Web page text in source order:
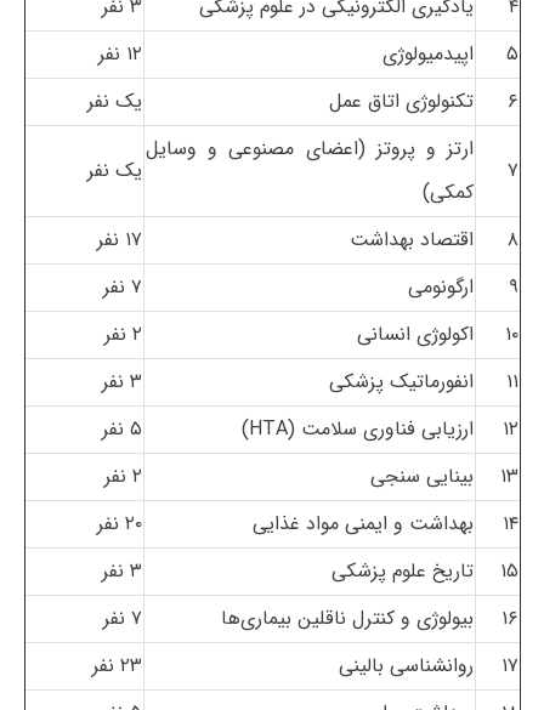
۴
یادگیری الکترونیکی در علوم پزشکی
۳ نفر
۵
اپیدمیولوژی
۱۲ نفر
۶
تکنولوژی اتاق عمل یک نفر
۷
ارتز و پروتز (اعضای مصنوعی و وسایل
کمکی)
یک نفر
۸ اقتصاد بهداشت
۱۷ نفر
۹
ارگونومی
۷ نفر
۱۰
اکولوژی انسانی
۲ نفر
۱۱
انفورماتیک پزشکی
۳ نفر
۱۲
ارزیابی فناوری سلامت (HTA)
۵ نفر
۱۳
بینایی سنجی
۲ نفر
۱۴
بهداشت و ایمنی مواد غذایی
۲۰ نفر
۱۵
تاریخ علوم پزشکی
۳ نفر
۱۶
بیولوژی و کنترل ناقلین بیماری‌ها
۷ نفر
۱۷
روانشناسی بالینی
۲۳ نفر